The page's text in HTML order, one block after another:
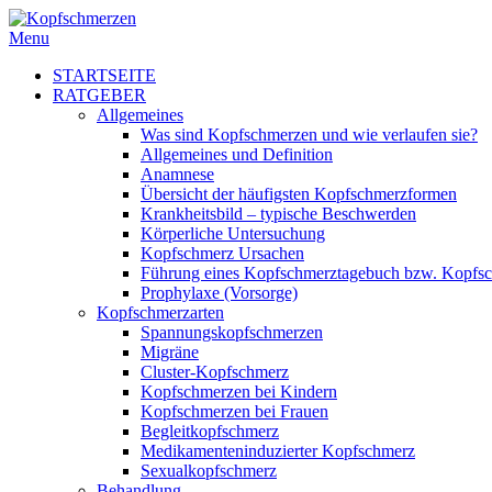
Menu
STARTSEITE
RATGEBER
Allgemeines
Was sind Kopfschmerzen und wie verlaufen sie?
Allgemeines und Definition
Anamnese
Übersicht der häufigsten Kopfschmerzformen
Krankheitsbild – typische Beschwerden
Körperliche Untersuchung
Kopfschmerz Ursachen
Führung eines Kopfschmerztagebuch bzw.
Prophylaxe (Vorsorge)
Kopfschmerzarten
Spannungskopfschmerzen
Migräne
Cluster-Kopfschmerz
Kopfschmerzen bei Kindern
Kopfschmerzen bei Frauen
Begleitkopfschmerz
Medikamenteninduzierter Kopfschmerz
Sexualkopfschmerz